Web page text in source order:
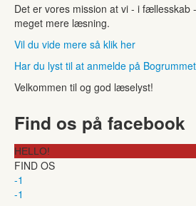
Det er vores mission at vi - i fællesskab
meget mere læsning.
Vil du vide mere så klik her
Har du lyst til at anmelde på
Velkommen til og god læselyst!
Find os på facebook
HELLO!
FIND OS
-1
-1